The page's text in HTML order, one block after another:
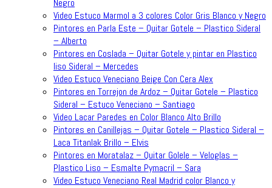
Negro
Video Estuco Marmol a 3 colores Color Gris Blanco y Negro
Pintores en Parla Este – Quitar Gotele – Plastico Sideral
– Alberto
Pintores en Coslada – Quitar Gotele y pintar en Plastico
liso Sideral – Mercedes
Video Estuco Veneciano Beige Con Cera Alex
Pintores en Torrejon de Ardoz – Quitar Gotele – Plastico
Sideral – Estuco Veneciano – Santiago
Video Lacar Paredes en Color Blanco Alto Brillo
Pintores en Canillejas – Quitar Gotele – Plastico Sideral –
Laca Titanlak Brillo – Elvis
Pintores en Moratalaz – Quitar Golele – Veloglas –
Plastico Liso – Esmalte Pymacril – Sara
Video Estuco Veneciano Real Madrid color Blanco y